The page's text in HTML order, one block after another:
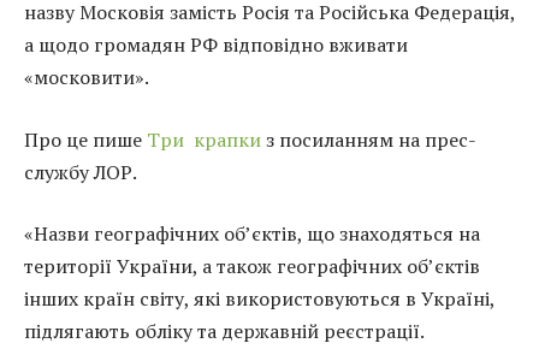
назву Московія замість Росія та Російська Федерація,
а щодо громадян РФ відповідно вживати
«московити».
Про це пише Три крапкиз посиланням на прес-
службу ЛОР.
«Назви географічних об’єктів, що знаходяться на
території України, а також географічних об’єктів
інших країн світу, які використовуються в Україні,
підлягають обліку та державній реєстрації.